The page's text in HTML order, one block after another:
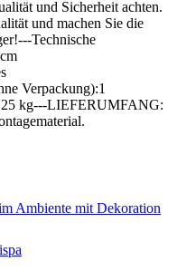
und Sicherheit achten.
und machen Sie die
Technische
Verpackung):1
kg---LIEFERUMFANG: